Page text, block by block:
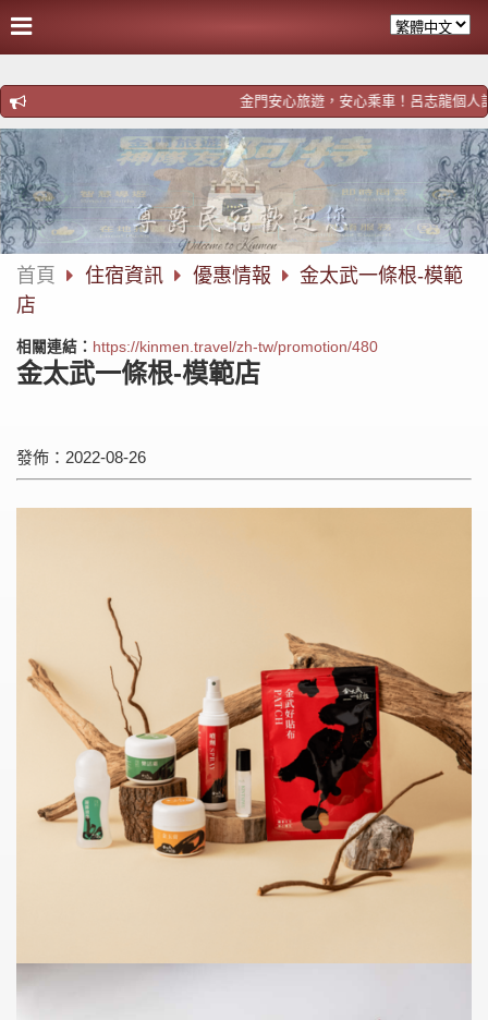
金門安心旅遊，安心乘車！呂志龍個人
首頁 住宿資訊 優惠情報
金太武一條根-模範
店
相關連結： https://kinmen.travel/zh-tw/promotion/480
金太武一條根-模範店
發佈：2022-08-26